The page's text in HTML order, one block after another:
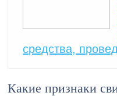
средства,
Какие признаки